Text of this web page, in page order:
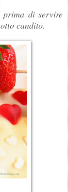
prima di servire
candito.